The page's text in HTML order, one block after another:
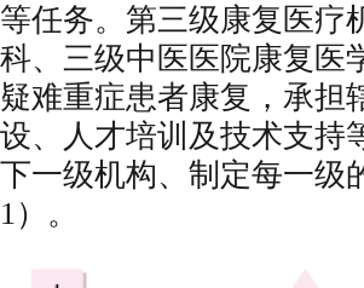
等任务。第三级康复医疗
科、三级中医医院康复医
疑难重症患者康复，承担
设、人才培训及技术支持
下一级机构、制定每一级
1）。